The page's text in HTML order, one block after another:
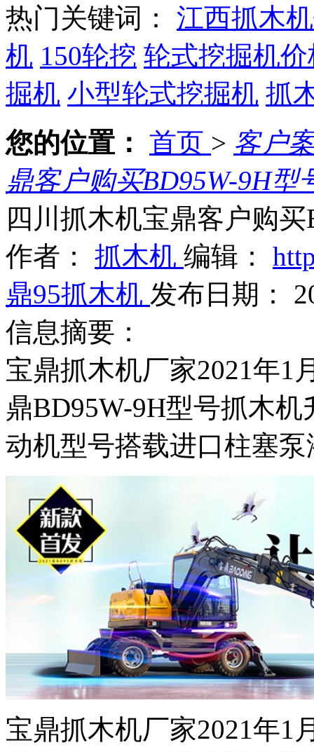
热门关键词： 江西抓木
机 150轮挖 轮式挖掘机
掘机 小型轮式挖掘机 抓
您的位置： 首页 > 客户
鼎客户购买BD95W-9H型
四川抓木机宝鼎客户购
作者： 抓木机 编辑：
鼎95抓木机 发布日期：
信息摘要：
宝鼎抓木机厂家2021年1
鼎BD95W-9H型号抓木
动机型号搭载进口柱塞
宝鼎抓木机厂家2021年1